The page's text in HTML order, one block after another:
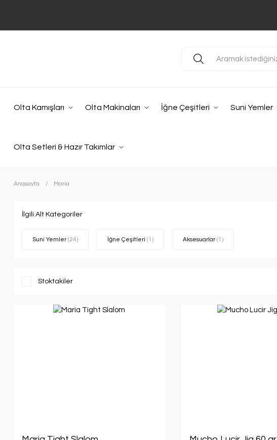
Olta Kamışları Olta Makinaları İğne Çeşitleri Suni Yemler
Olta Setleri & Hazır Takımlar
Anasayfa Maria
İlgili Alt Kategoriler
Suni Yemler(24) İğne Çeşitleri (1) Aksesuarlar(1)
Stoktakiler